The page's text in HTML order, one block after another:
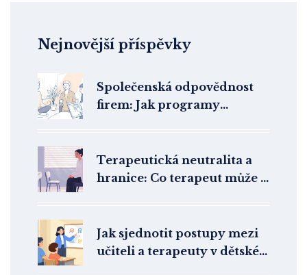
Nejnovější příspěvky
Společenská odpovědnost
firem: Jak programy
zaměstnanců
Terapeutická neutralita a
hranice: Co terapeut může a
Jak sjednotit postupy mezi
učiteli a terapeuty v dětské